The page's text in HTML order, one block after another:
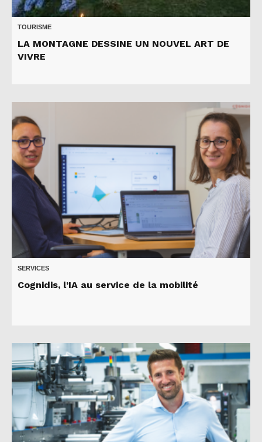
TOURISME
LA MONTAGNE DESSINE UN NOUVEL ART DE
VIVRE
SERVICES
Cognidis, l’IA au service de la mobilité